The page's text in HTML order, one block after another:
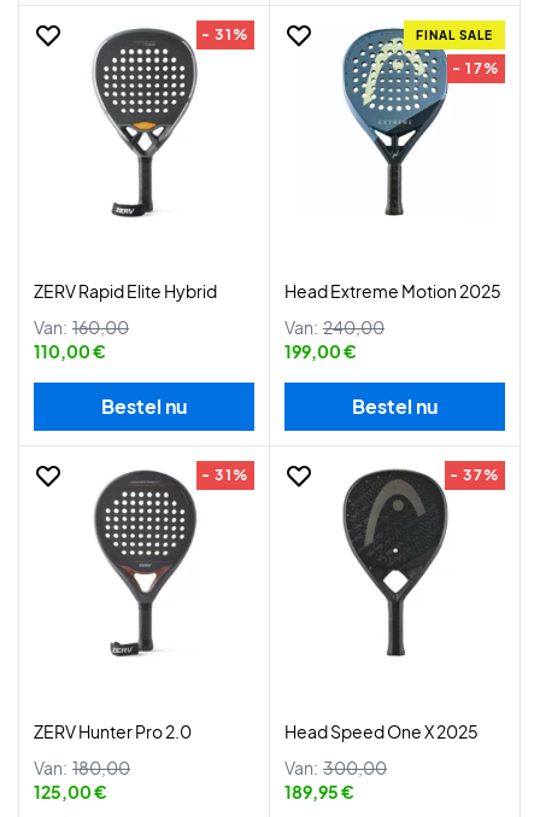
- 31%
ZERV Rapid Elite Hybrid
Van: 160,00
110,00 €
Bestel nu
FINAL SALE
- 17%
Head Extreme Motion 2025
Van: 240,00
199,00 €
Bestel nu
- 31%
ZERV Hunter Pro 2.0
Van: 180,00
125,00 €
- 37%
Head Speed One X 2025
Van: 300,00
189,95 €